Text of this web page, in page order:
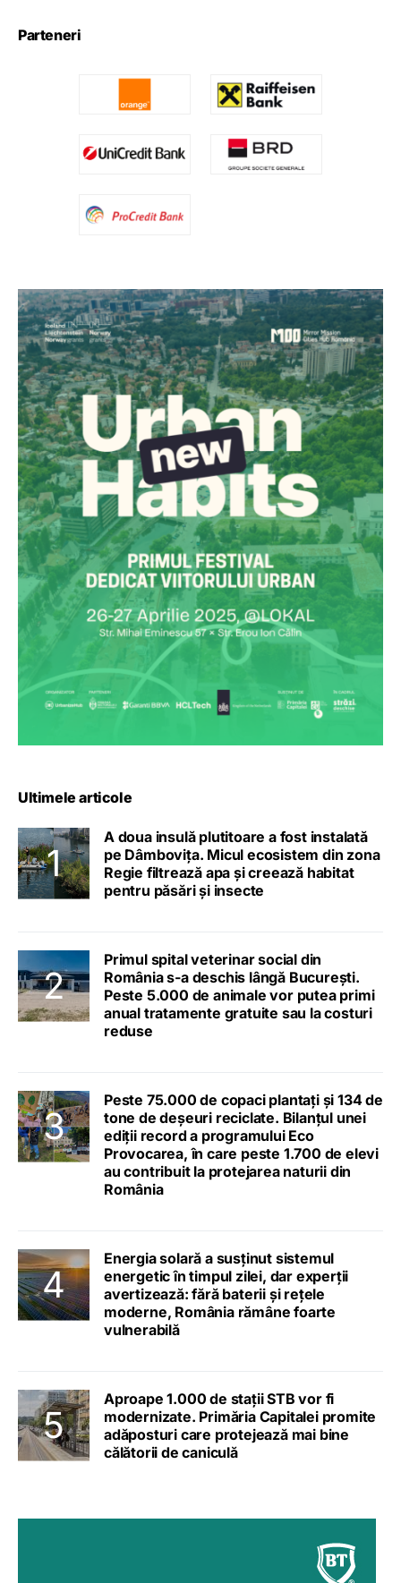
Parteneri
Ultimele articole
A doua insulă plutitoare a fost instalată
pe Dâmbovița. Micul ecosistem din zona
Regie filtrează apa și creează habitat
pentru păsări și insecte
Primul spital veterinar social din
România s-a deschis lângă București.
Peste 5.000 de animale vor putea primi
anual tratamente gratuite sau la costuri
reduse
Peste 75.000 de copaci plantați și 134 de
tone de deșeuri reciclate. Bilanțul unei
ediții record a programului Eco
Provocarea, în care peste 1.700 de elevi
au contribuit la protejarea naturii din
România
Energia solară a susținut sistemul
energetic în timpul zilei, dar experții
avertizează: fără baterii și rețele
moderne, România rămâne foarte
vulnerabilă
Aproape 1.000 de stații STB vor fi
modernizate. Primăria Capitalei promite
adăposturi care protejează mai bine
călătorii de caniculă